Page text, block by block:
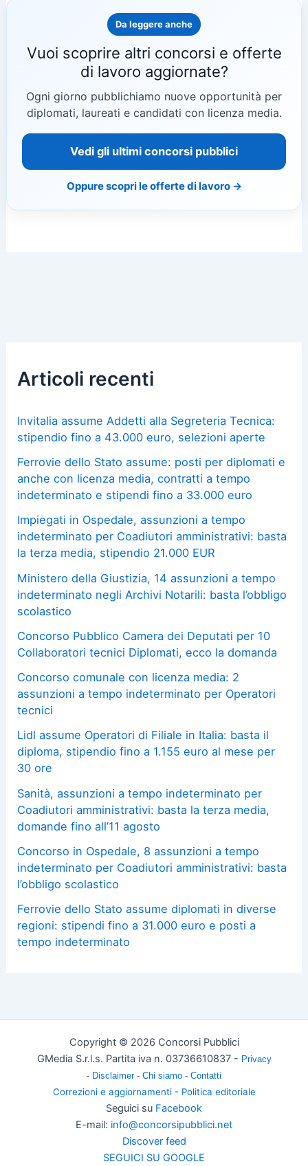
Da leggere anche
Vuoi scoprire altri concorsi e offerte
di lavoro aggiornate?
Ogni giorno pubblichiamo nuove opportunità per
diplomati, laureati e candidati con licenza media.
Vedi gli ultimi concorsi pubblici
Oppure scopri le offerte di lavoro →
Articoli recenti
Invitalia assume Addetti alla Segreteria Tecnica:
stipendio fino a 43.000 euro, selezioni aperte
Ferrovie dello Stato assume: posti per diplomati e
anche con licenza media, contratti a tempo
indeterminato e stipendi fino a 33.000 euro
Impiegati in Ospedale, assunzioni a tempo
indeterminato per Coadiutori amministrativi: basta
la terza media, stipendio 21.000 EUR
Ministero della Giustizia, 14 assunzioni a tempo
indeterminato negli Archivi Notarili: basta l’obbligo
scolastico
Concorso Pubblico Camera dei Deputati per 10
Collaboratori tecnici Diplomati, ecco la domanda
Concorso comunale con licenza media: 2
assunzioni a tempo indeterminato per Operatori
tecnici
Lidl assume Operatori di Filiale in Italia: basta il
diploma, stipendio fino a 1.155 euro al mese per
30 ore
Sanità, assunzioni a tempo indeterminato per
Coadiutori amministrativi: basta la terza media,
domande fino all’11 agosto
Concorso in Ospedale, 8 assunzioni a tempo
indeterminato per Coadiutori amministrativi: basta
l’obbligo scolastico
Ferrovie dello Stato assume diplomati in diverse
regioni: stipendi fino a 31.000 euro e posti a
tempo indeterminato
Copyright © 2026 Concorsi Pubblici
GMedia S.r.l.s. Partita iva n. 03736610837 - Privacy
- Disclaimer - Chi siamo - Contatti
Correzioni e aggiornamenti- Politica editoriale
Seguici su Facebook
E-mail: info@concorsipubblici.net
Discover feed
SEGUICI SU GOOGLE